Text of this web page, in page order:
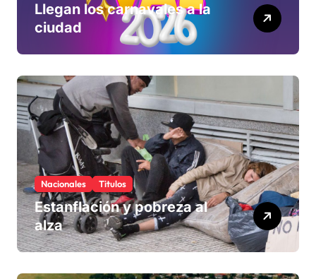
Llegan los carnavales a la
ciudad
Nacionales Titulos
Estanflación y pobreza al
alza